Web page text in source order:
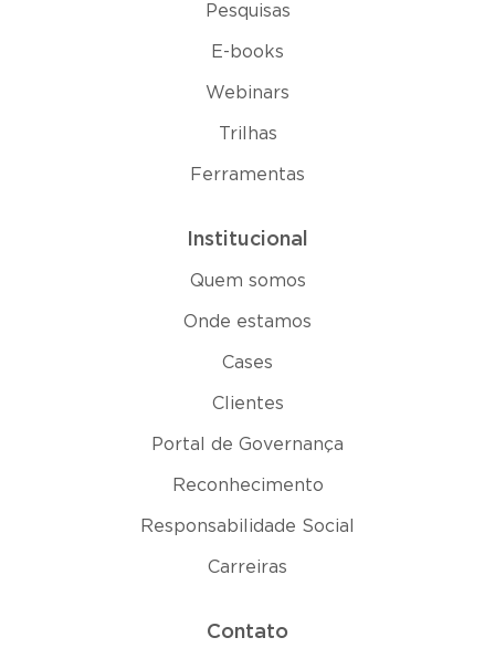
Pesquisas
E-books
Webinars
Trilhas
Ferramentas
Institucional
Quem somos
Onde estamos
Cases
Clientes
Portal de Governança
Reconhecimento
Responsabilidade Social
Carreiras
Contato